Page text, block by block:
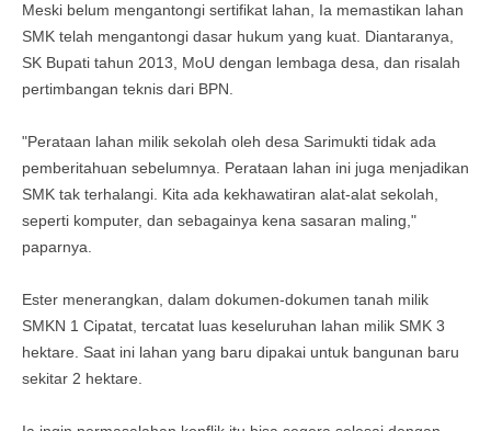
Meski belum mengantongi sertifikat lahan, Ia memastikan lahan
SMK telah mengantongi dasar hukum yang kuat. Diantaranya,
SK Bupati tahun 2013, MoU dengan lembaga desa, dan risalah
pertimbangan teknis dari BPN.
"Perataan lahan milik sekolah oleh desa Sarimukti tidak ada
pemberitahuan sebelumnya. Perataan lahan ini juga menjadikan
SMK tak terhalangi. Kita ada kekhawatiran alat-alat sekolah,
seperti komputer, dan sebagainya kena sasaran maling,"
paparnya.
Ester menerangkan, dalam dokumen-dokumen tanah milik
SMKN 1 Cipatat, tercatat luas keseluruhan lahan milik SMK 3
hektare. Saat ini lahan yang baru dipakai untuk bangunan baru
sekitar 2 hektare.